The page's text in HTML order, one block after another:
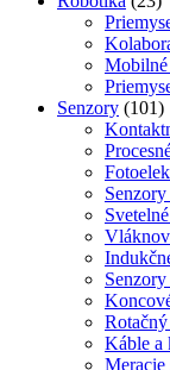
Senzory (101)
Káble a
Meracie